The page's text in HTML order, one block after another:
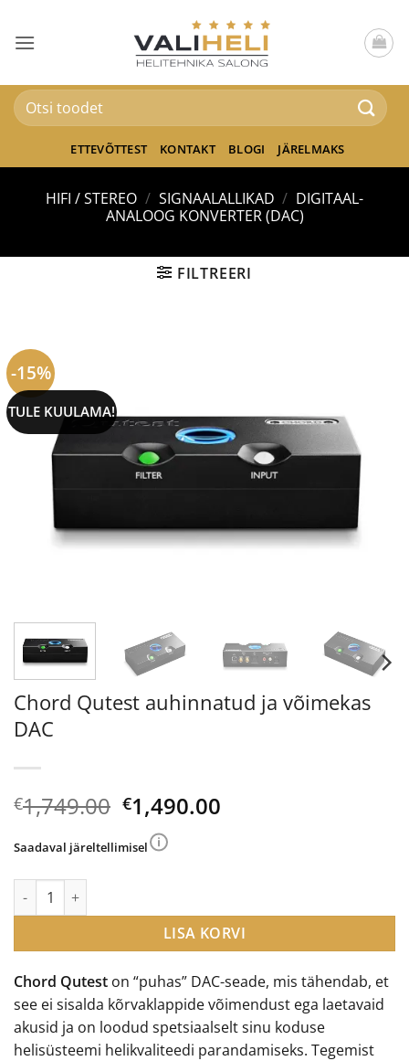
content
Otsi:
ETTEVÕTTEST KONTAKT BLOGI JÄRELMAKS
HIFI / STEREO / SIGNAALALLIKAD / DIGITAAL-
ANALOOG KONVERTER (DAC)
FILTREERI
-15%
TULE KUULAMA!
Chord Qutest auhinnatud ja võimekas
DAC
€1,749.00 Algne
hind
oli:
€1,490.00
Chord Qutest on “puhas” DAC-seade, mis tähendab, et
see ei sisalda kõrvaklappide võimendust ega laetavaid
akusid ja on loodud spetsiaalselt sinu koduse
helisüsteemi helikvaliteedi parandamiseks. Tegemist
Saadaval järeltellimisel
Chord Qutest auhinnatud ja võimekas DAC kogus
LISA KORVI